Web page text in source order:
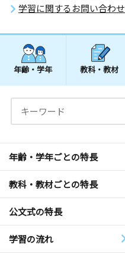
学習に関するお問い合わせ
年齢・学年 教科・教材
年齢・学年ごとの特長
教科・教材ごとの特長
公文式の特長
学習の流れ